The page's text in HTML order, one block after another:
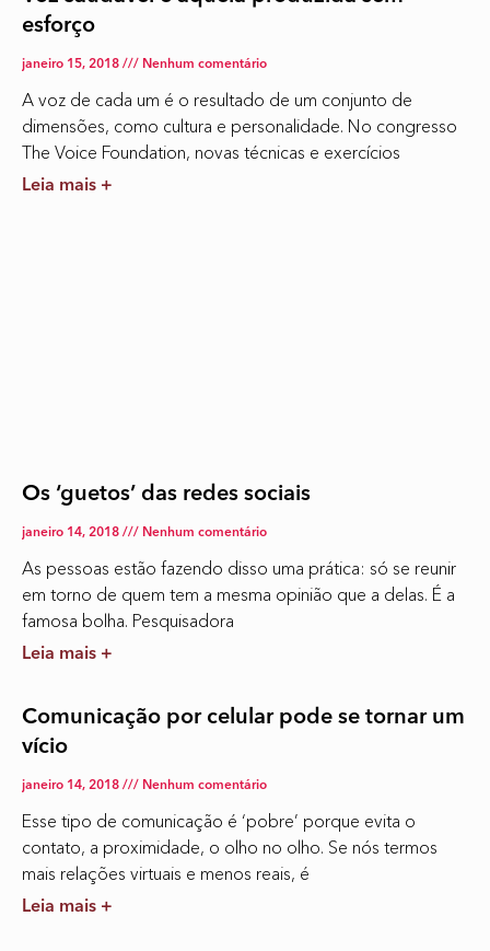
esforço
janeiro 15, 2018 Nenhum comentário
A voz de cada um é o resultado de um conjunto de
dimensões, como cultura e personalidade. No congresso
The Voice Foundation, novas técnicas e exercícios
Leia mais +
Os ‘guetos’ das redes sociais
janeiro 14, 2018 Nenhum comentário
As pessoas estão fazendo disso uma prática: só se reunir
em torno de quem tem a mesma opinião que a delas. É a
famosa bolha. Pesquisadora
Leia mais +
Comunicação por celular pode se tornar um
vício
janeiro 14, 2018 Nenhum comentário
Esse tipo de comunicação é ‘pobre’ porque evita o
contato, a proximidade, o olho no olho. Se nós termos
mais relações virtuais e menos reais, é
Leia mais +